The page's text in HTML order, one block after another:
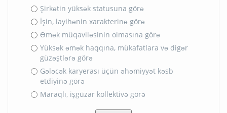
Şirkətin yüksək statusuna görə
İşin, layihənin xarakterinə görə
Əmək müqaviləsinin olmasına görə
Yüksək əmək haqqına, mükafatlara və digər
güzəştlərə görə
Gələcək karyerası üçün əhəmiyyət kəsb
etdiyinə görə
Maraqlı, işgüzar kollektivə görə